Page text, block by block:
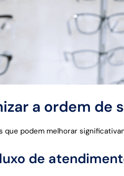
a ordem
que podem melhorar
de